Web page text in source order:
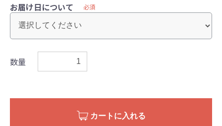
お届け日について 必須
数量
カートに入れる